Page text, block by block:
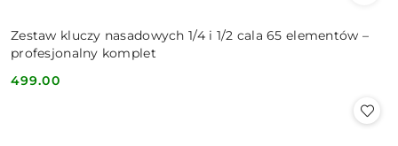
Zestaw kluczy nasadowych 1/4 i 1/2 cala 65 elementów –
profesjonalny komplet
Cena:
499.00